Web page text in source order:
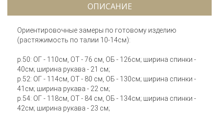
ОПИСАНИЕ
Ориентировочные замеры по готовому изделию
(растяжимость по талии 10-14см):
р.50: ОГ - 110см, ОТ - 76 см, ОБ - 126см; ширина спинки -
40см; ширина рукава - 21 см;
р.52: ОГ - 114см, ОТ - 80 см, ОБ - 130см; ширина спинки -
41см; ширина рукава - 22 см;
р.54: ОГ - 118см, ОТ - 84 см, ОБ - 134см; ширина спинки -
42см; ширина рукава - 23 см;